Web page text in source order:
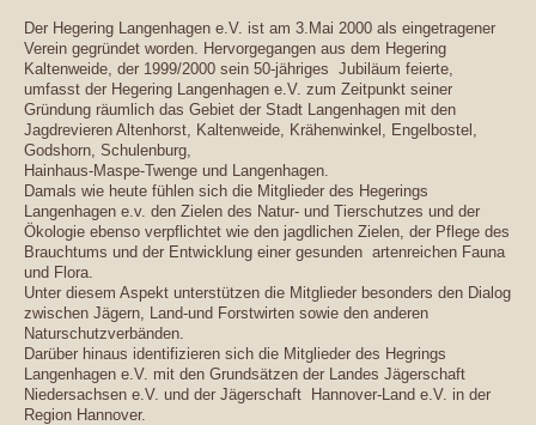
Der Hegering Langenhagen e.V. ist am 3.Mai 2000 als eingetragener
Verein gegründet worden. Hervorgegangen aus dem Hegering
Kaltenweide, der 1999/2000 sein 50-jähriges Jubiläum feierte,
umfasst der Hegering Langenhagen e.V. zum Zeitpunkt seiner
Gründung räumlich das Gebiet der Stadt Langenhagen mit den
Jagdrevieren Altenhorst, Kaltenweide, Krähenwinkel, Engelbostel,
Godshorn, Schulenburg,
Hainhaus-Maspe-Twenge und Langenhagen.
Damals wie heute fühlen sich die Mitglieder des Hegerings
Langenhagen e.v. den Zielen des Natur- und Tierschutzes und der
Ökologie ebenso verpflichtet wie den jagdlichen Zielen, der Pflege des
Brauchtums und der Entwicklung einer gesunden artenreichen Fauna
und Flora.
Unter diesem Aspekt unterstützen die Mitglieder besonders den Dialog
zwischen Jägern, Land-und Forstwirten sowie den anderen
Naturschutzverbänden.
Darüber hinaus identifizieren sich die Mitglieder des Hegrings
Langenhagen e.V. mit den Grundsätzen der Landes Jägerschaft
Niedersachsen e.V. und der Jägerschaft Hannover-Land e.V. in der
Region Hannover.